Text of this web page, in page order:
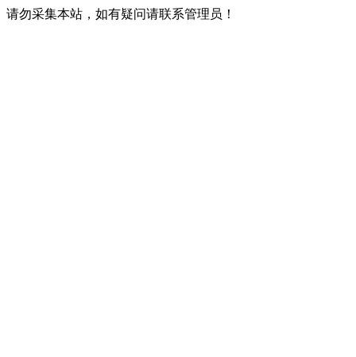
请勿采集本站，如有疑问请联系管理员！